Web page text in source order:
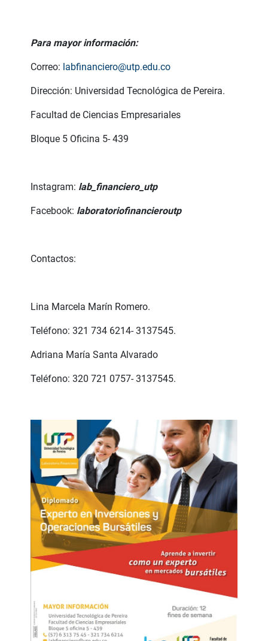
Para mayor información:
Correo: labfinanciero@utp.edu.co
Dirección: Universidad Tecnológica de Pereira.
Facultad de Ciencias Empresariales
Bloque 5 Oficina 5- 439
Instagram: lab_financiero_utp
Facebook: laboratoriofinancieroutp
Contactos:
Lina Marcela Marín Romero.
Teléfono: 321 734 6214- 3137545.
Adriana María Santa Alvarado
Teléfono: 320 721 0757- 3137545.